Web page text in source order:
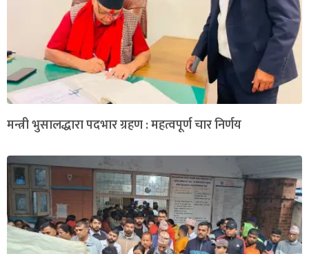
मन्त्री भुसालद्धारा पदभार ग्रहण : महत्वपूर्ण चार निर्णय